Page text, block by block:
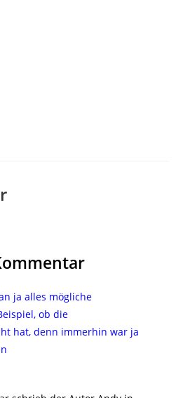
ja alles mögliche
ob die
hat, denn immerhin war ja